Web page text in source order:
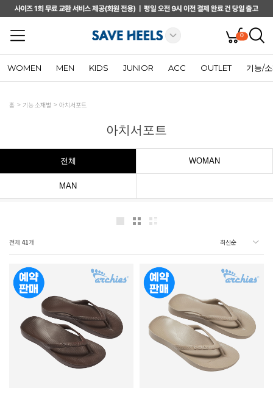
0
WOMEN MEN KIDS JUNIOR ACC OUTLET 기능/
홈 기능 소재별 아치서포트
아치서포트
전체 WOMAN
MAN
전체 41개